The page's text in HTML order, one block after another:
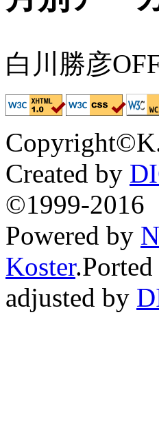
白川勝彦
Created by
©1999-2016
Powered by
Koster
adjusted by